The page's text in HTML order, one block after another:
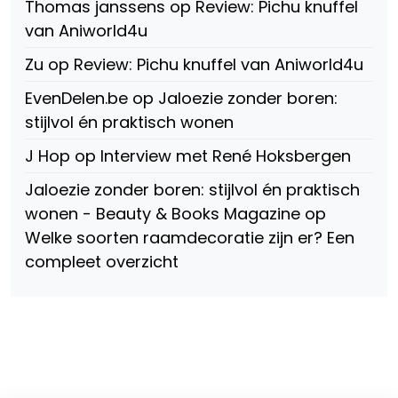
Facebook
Thomas janssens op Review: Pichu knuffel
van Aniworld4u
Zu op Review: Pichu knuffel van Aniworld4u
EvenDelen.be op Jaloezie zonder boren:
stijlvol én praktisch wonen
J Hop op Interview met René Hoksbergen
Jaloezie zonder boren: stijlvol én praktisch
wonen - Beauty & Books Magazine op
Welke soorten raamdecoratie zijn er? Een
compleet overzicht